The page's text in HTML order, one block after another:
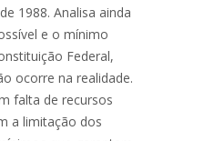
1988. Analisa ainda
e o mínimo
Federal,
ocorre na realidade.
falta de recursos
a limitação dos